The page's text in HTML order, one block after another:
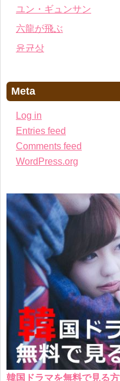
ユン・ギュンサン
六龍が飛ぶ
윤균상
Meta
Log in
Entries feed
Comments feed
WordPress.org
韓国ドラマを無料で見る